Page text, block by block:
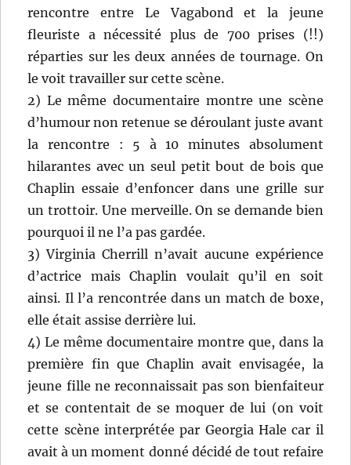
rencontre entre Le Vagabond et la jeune
fleuriste a nécessité plus de 700 prises (!!)
réparties sur les deux années de tournage. On
le voit travailler sur cette scène.
2) Le même documentaire montre une scène
d’humour non retenue se déroulant juste avant
la rencontre : 5 à 10 minutes absolument
hilarantes avec un seul petit bout de bois que
Chaplin essaie d’enfoncer dans une grille sur
un trottoir. Une merveille. On se demande bien
pourquoi il ne l’a pas gardée.
3) Virginia Cherrill n’avait aucune expérience
d’actrice mais Chaplin voulait qu’il en soit
ainsi. Il l’a rencontrée dans un match de boxe,
elle était assise derrière lui.
4) Le même documentaire montre que, dans la
première fin que Chaplin avait envisagée, la
jeune fille ne reconnaissait pas son bienfaiteur
et se contentait de se moquer de lui (on voit
cette scène interprétée par Georgia Hale car il
avait à un moment donné décidé de tout refaire